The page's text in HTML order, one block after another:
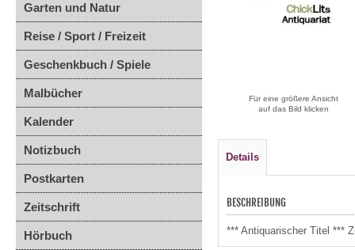
Garten und Natur
Reise / Sport / Freizeit
Geschenkbuch / Spiele
Malbücher
Kalender
Notizbuch
Postkarten
Zeitschrift
Hörbuch
Für eine größere Ansicht
auf das Bild klicken
Details
BESCHREIBUNG
*** Antiquarischer Titel ***